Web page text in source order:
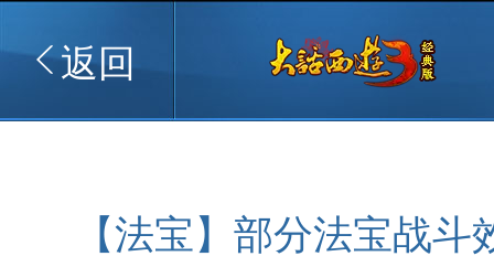
返回
【法宝】部分法宝战斗